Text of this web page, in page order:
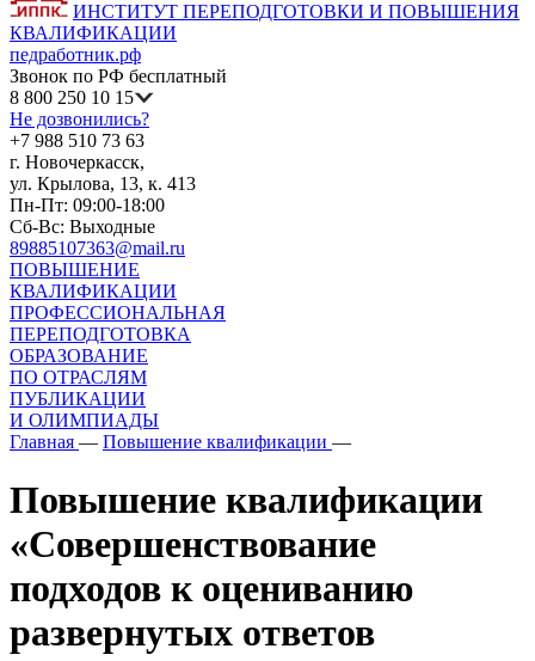
ИНСТИТУТ ПЕРЕПОДГОТОВКИ И ПОВЫШЕНИЯ
КВАЛИФИКАЦИИ
педработник.рф
Звонок по РФ бесплатный
8 800 250 10 15
Не дозвонились?
+7 988 510 73 63
г. Новочеркасск,
ул. Крылова, 13, к. 413
Пн-Пт: 09:00-18:00
Сб-Вс: Выходные
89885107363@mail.ru
ПОВЫШЕНИЕ
КВАЛИФИКАЦИИ
ПРОФЕССИОНАЛЬНАЯ
ПЕРЕПОДГОТОВКА
ОБРАЗОВАНИЕ
ПО ОТРАСЛЯМ
ПУБЛИКАЦИИ
И ОЛИМПИАДЫ
Главная — Повышение квалификации —
Повышение квалификации
«Совершенствование
подходов к оцениванию
развернутых ответов